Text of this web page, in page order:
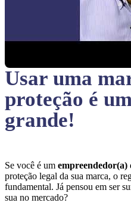
Usar uma
proteção é
grande!
Se você é um empreendedor(a)
proteção legal da sua marca, o
fundamental. Já pensou em ser
sua no mercado?